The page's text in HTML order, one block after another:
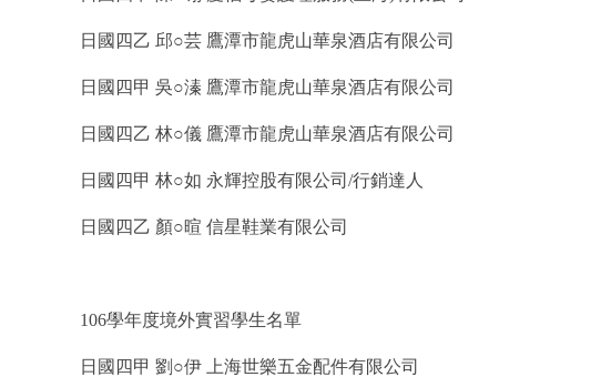
日國四乙 邱○芸 鷹潭市龍虎山華泉酒店有限公司
日國四甲 吳○溱 鷹潭市龍虎山華泉酒店有限公司
日國四乙 林○儀 鷹潭市龍虎山華泉酒店有限公司
日國四甲 林○如 永輝控股有限公司/行銷達人
日國四乙 顏○暄 信星鞋業有限公司
106學年度境外實習學生名單
日國四甲 劉○伊 上海世樂五金配件有限公司